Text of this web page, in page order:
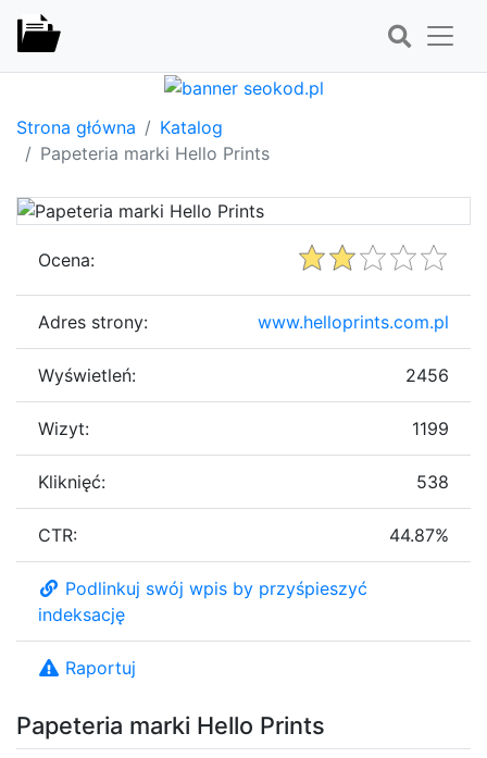
Strona główna
Katalog
Papeteria marki Hello Prints
Papeteria marki Hello Prints
Ocena:
Adres strony: www.helloprints.com.pl
Wyświetleń: 2456
Wizyt: 1199
Kliknięć: 538
CTR: 44.87%
Podlinkuj swój wpis by przyśpieszyć
indeksację
Raportuj